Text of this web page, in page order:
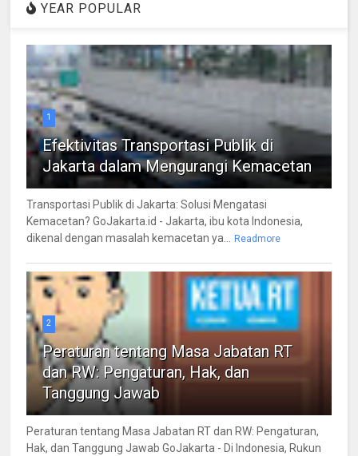
YEAR POPULAR
1
Efektivitas Transportasi Publik di
Jakarta dalam Mengurangi Kemacetan
Transportasi Publik di Jakarta: Solusi Mengatasi
Kemacetan? GoJakarta.id - Jakarta, ibu kota Indonesia,
dikenal dengan masalah kemacetan ya... Readmore
2
Peraturan tentang Masa Jabatan RT
dan RW: Pengaturan, Hak, dan
Tanggung Jawab
Peraturan tentang Masa Jabatan RT dan RW: Pengaturan,
Hak, dan Tanggung Jawab GoJakarta - Di Indonesia, Rukun